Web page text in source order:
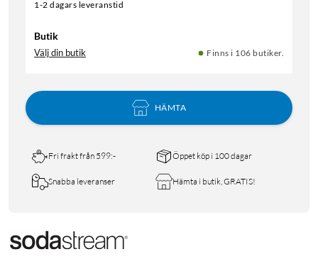
1-2 dagars leveranstid
Butik
Välj din butik Finns i 106 butiker.
HÄMTA
Fri frakt från 599:- Öppet köp i 100 dagar
Snabba leveranser Hämta i butik, GRATIS!